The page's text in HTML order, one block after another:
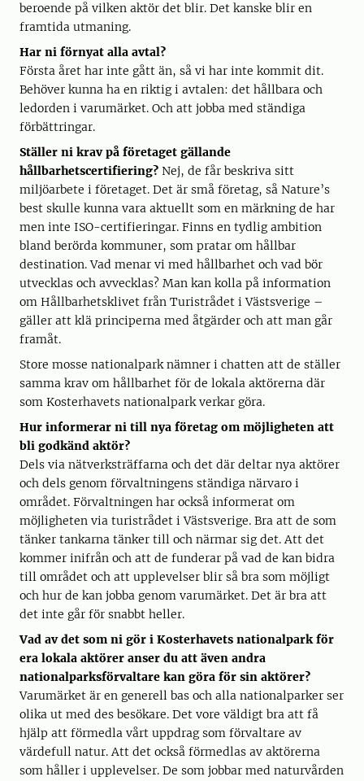
beroende på vilken aktör det blir. Det kanske blir en
framtida utmaning.
Har ni förnyat alla avtal?
Första året har inte gått än, så vi har inte kommit dit.
Behöver kunna ha en riktig i avtalen: det hållbara och
ledorden i varumärket. Och att jobba med ständiga
förbättringar.
Ställer ni krav på företaget gällande
hållbarhetscertifiering? Nej, de får beskriva sitt
miljöarbete i företaget. Det är små företag, så Nature’s
best skulle kunna vara aktuellt som en märkning de har
men inte ISO-certifieringar. Finns en tydlig ambition
bland berörda kommuner, som pratar om hållbar
destination. Vad menar vi med hållbarhet och vad bör
utvecklas och avvecklas? Man kan kolla på information
om Hållbarhetsklivet från Turistrådet i Västsverige –
gäller att klä principerna med åtgärder och att man går
framåt.
Store mosse nationalpark nämner i chatten att de ställer
samma krav om hållbarhet för de lokala aktörerna där
som Kosterhavets nationalpark verkar göra.
Hur informerar ni till nya företag om möjligheten att
bli godkänd aktör?
Dels via nätverksträffarna och det där deltar nya aktörer
och dels genom förvaltningens ständiga närvaro i
området. Förvaltningen har också informerat om
möjligheten via turistrådet i Västsverige. Bra att de som
tänker tankarna tänker till och närmar sig det. Att det
kommer inifrån och att de funderar på vad de kan bidra
till området och att upplevelser blir så bra som möjligt
och hur de kan jobba genom varumärket. Det är bra att
det inte går för snabbt heller.
Vad av det som ni gör i Kosterhavets nationalpark för
era lokala aktörer anser du att även andra
nationalparksförvaltare kan göra för sin aktörer?
Varumärket är en generell bas och alla nationalparker ser
olika ut med des besökare. Det vore väldigt bra att få
hjälp att förmedla vårt uppdrag som förvaltare av
värdefull natur. Att det också förmedlas av aktörerna
som håller i upplevelser. De som jobbar med naturvården